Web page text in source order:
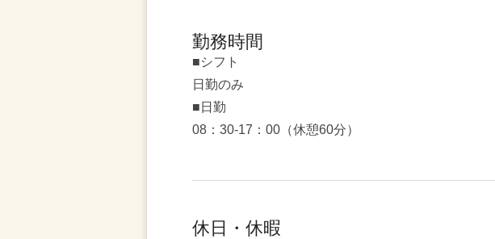
勤務時間
■シフト
日勤のみ
■日勤
08：30-17：00（休憩60分）
休日・休暇